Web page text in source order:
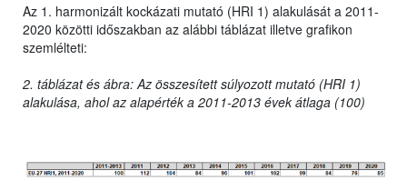
Az 1. harmonizált kockázati mutató (HRI 1) alakulását a 2011-
2020 közötti időszakban az alábbi táblázat illetve grafikon
szemlélteti:
2. táblázat és ábra: Az összesített súlyozott mutató (HRI 1)
alakulása, ahol az alapérték a 2011-2013 évek átlaga (100)